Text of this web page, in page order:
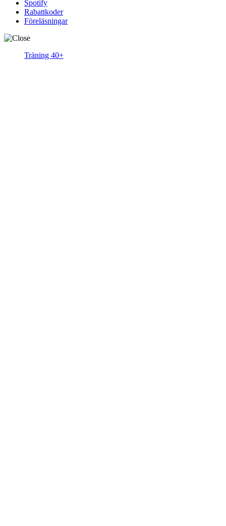
Spotify
Rabattkoder
Föreläsningar
Träning 40+